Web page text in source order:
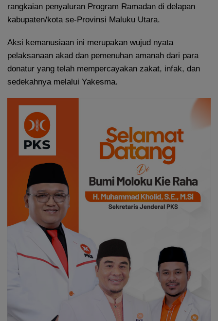
rangkaian penyaluran Program Ramadan di delapan
kabupaten/kota se-Provinsi Maluku Utara.
Aksi kemanusiaan ini merupakan wujud nyata
pelaksanaan akad dan pemenuhan amanah dari para
donatur yang telah mempercayakan zakat, infak, dan
sedekahnya melalui Yakesma.